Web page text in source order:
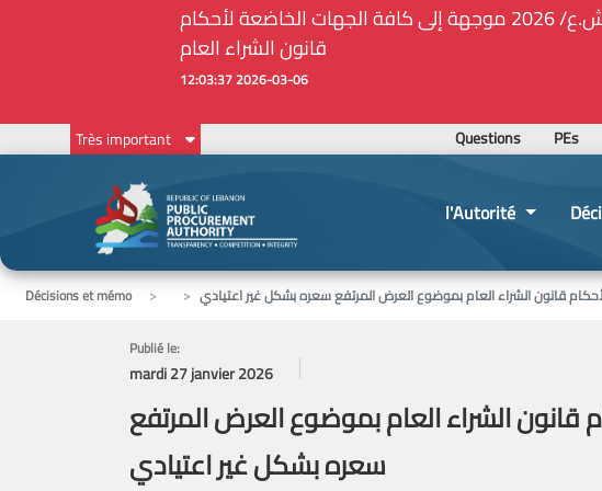
🚑❕❗❕🚨تأمين الحاجات الأساسية والملحة في ظل الظروف الإستثنائية: مذكرة رقم 7/ه.ش.ع/ 2026 موجهة إلى كافة الجهات الخاضعة لأحكام
قانون الشراء العام
2026-03-06 12:03:37
Très important Questions PEs
l'Autorité
Décisions et mémo
Publié le:
mardi 27 janvier 2026
لأحكام قانون الشراء العام بموضوع العرض المرتفع
سعره بشكل غير اعتيادي